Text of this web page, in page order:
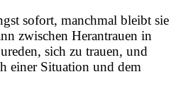
sofort, manchmal bleibt sie
zwischen Herantrauen in
sich zu trauen, und
einer Situation und dem